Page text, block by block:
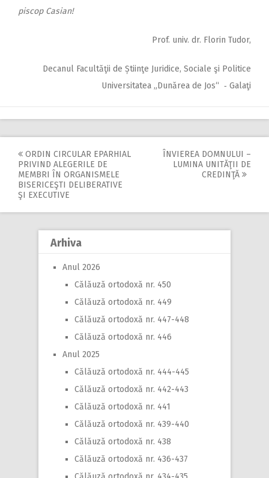
piscop Casian!
Prof. univ. dr. Florin Tudor,
Decanul Facultăţii de Știinţe Juridice, Sociale şi Politice
Universitatea „Dunărea de Jos“ ‑ Galaţi
Post
navigation
ORDIN CIRCULAR EPARHIAL
PRIVIND ALEGERILE DE
MEMBRI ÎN ORGANISMELE
BISERICEŞTI DELIBERATIVE
ŞI EXECUTIVE
ÎNVIEREA DOMNULUI –
LUMINA UNITĂŢII DE
CREDINŢĂ
Arhiva
Anul 2026
Călăuză ortodoxă nr. 450
Călăuză ortodoxă nr. 449
Călăuză ortodoxă nr. 447-448
Călăuză ortodoxă nr. 446
Anul 2025
Călăuză ortodoxă nr. 444-445
Călăuză ortodoxă nr. 442-443
Călăuză ortodoxă nr. 441
Călăuză ortodoxă nr. 439-440
Călăuză ortodoxă nr. 438
Călăuză ortodoxă nr. 436-437